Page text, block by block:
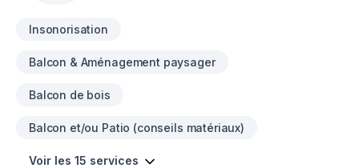
Insonorisation
Balcon & Aménagement paysager
Balcon de bois
Balcon et/ou Patio (conseils matériaux)
Voir les 15 services